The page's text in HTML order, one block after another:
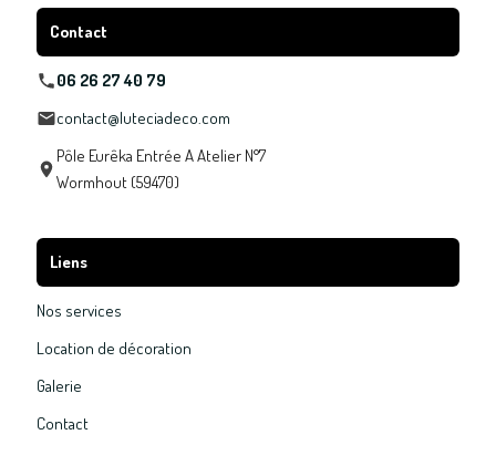
Contact
06 26 27 40 79
contact@luteciadeco.com
Pôle Eurêka Entrée A Atelier N°7
Wormhout (59470)
Liens
Nos services
Location de décoration
Galerie
Contact